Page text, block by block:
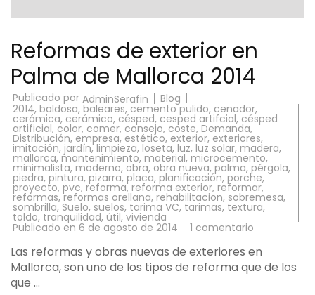
Reformas de exterior en
Palma de Mallorca 2014
Publicado por AdminSerafin Blog
2014, baldosa, baleares, cemento pulido, cenador,
cerámica, cerámico, césped, cesped artifcial, césped
artificial, color, comer, consejo, coste, Demanda,
Distribución, empresa, estético, exterior, exteriores,
imitación, jardín, limpieza, loseta, luz, luz solar, madera,
mallorca,mantenimiento, material, microcemento,
minimalista, moderno, obra, obra nueva, palma, pérgola,
piedra, pintura, pizarra, placa, planificación, porche,
proyecto, pvc,reforma, reforma exterior, reformar,
reformas,reformas orellana, rehabilitacion, sobremesa,
sombrilla, Suelo, suelos, tarima VC, tarimas, textura,
toldo, tranquilidad, útil,vivienda
Publicado en 6 de agosto de 2014 1 comentario
de
exterior
en
Palma
Las reformas y obras nuevas de exteriores en
Mallorca, son uno de los tipos de reforma que de los
que …